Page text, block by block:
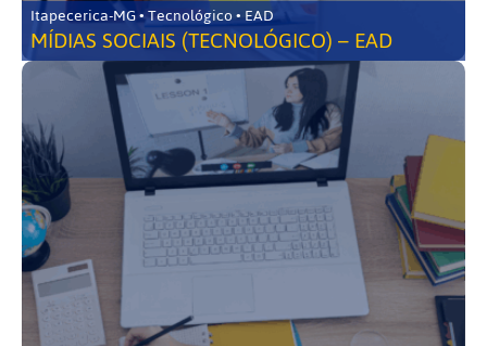
Itapecerica-MG • Tecnológico • EAD
MÍDIAS SOCIAIS (TECNOLÓGICO) – EAD